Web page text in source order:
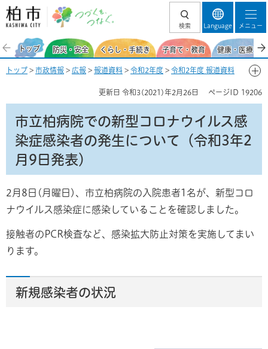
柏市 つづくを、
検索 Language メニュー
トップ 防災・安全 くらし・手続き 子育て・教育 健康・医療・
トップ > 市政情報 > 広報 > 報道資料 > 令和2年度 > 令和2年度 報道資料
イルス感染症感染者の発生について（令和3年2月9日発表）
更新日 令和3(2021)年2月26日 ページID 19206
市立柏病院での新型コロナウイルス感
染症感染者の発生について（令和3年2
月9日発表）
2月8日(月曜日)、市立柏病院の入院患者1名が、新型コロ
ナウイルス感染症に感染していることを確認しました。
接触者のPCR検査など、感染拡大防止対策を実施してまい
ります。
新規感染者の状況